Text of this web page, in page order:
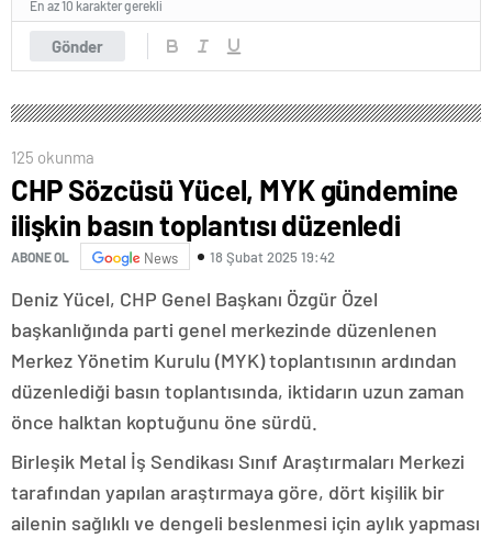
Gönder
En az 10 karakter gerekli
125 okunma
CHP Sözcüsü Yücel, MYK gündemine
ilişkin basın toplantısı düzenledi
ABONE OL News 18 Şubat 2025 19:42
Deniz Yücel, CHP Genel Başkanı Özgür Özel
başkanlığında parti genel merkezinde düzenlenen
Merkez Yönetim Kurulu (MYK) toplantısının ardından
düzenlediği basın toplantısında, iktidarın uzun zaman
önce halktan koptuğunu öne sürdü.
Birleşik Metal İş Sendikası Sınıf Araştırmaları Merkezi
tarafından yapılan araştırmaya göre, dört kişilik bir
ailenin sağlıklı ve dengeli beslenmesi için aylık yapması